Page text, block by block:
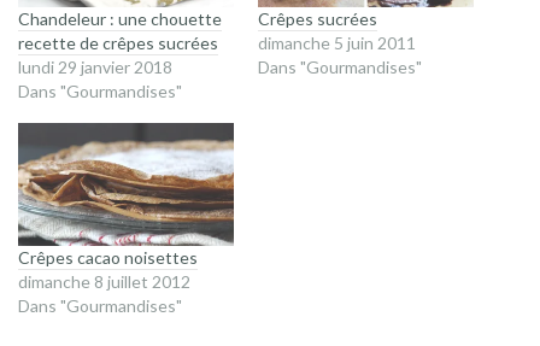
Chandeleur : une chouette
recette de crêpes sucrées
lundi 29 janvier 2018
Dans "Gourmandises"
Crêpes sucrées
dimanche 5 juin 2011
Dans "Gourmandises"
Crêpes cacao noisettes
dimanche 8 juillet 2012
Dans "Gourmandises"